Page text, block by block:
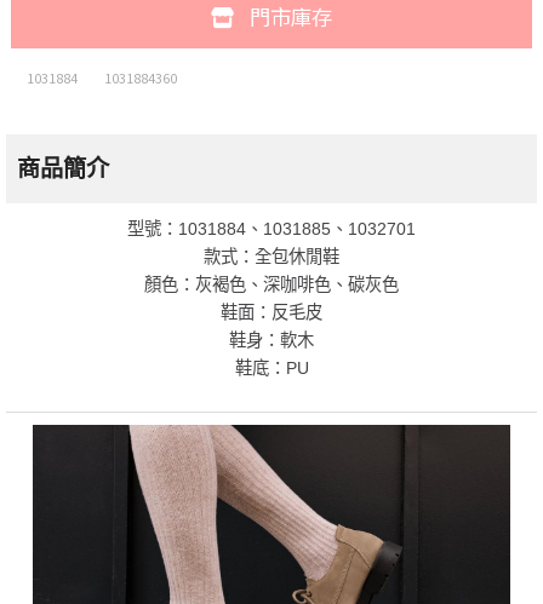
門市庫存
1031884 1031884360
商品簡介
型號：1031884、1031885、1032701
款式：全包休閒鞋
顏色：灰褐色、深咖啡色、碳灰色
鞋面：反毛皮
鞋身：軟木
鞋底：PU